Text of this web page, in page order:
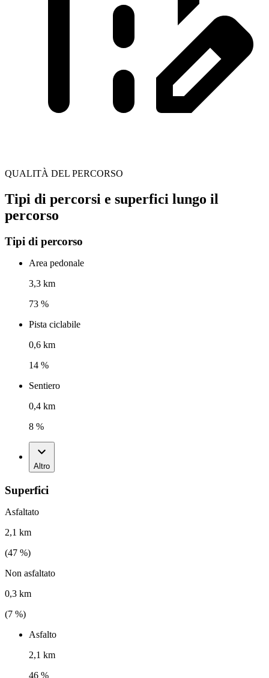
QUALITÀ DEL PERCORSO
Tipi di percorsi e superfici lungo il
percorso
Tipi di percorso
Area pedonale
3,3 km
73 %
Pista ciclabile
0,6 km
14 %
Sentiero
0,4 km
8 %
Altro
Superfici
Asfaltato
2,1 km
(47 %)
Non asfaltato
0,3 km
(7 %)
Asfalto
2,1 km
46 %